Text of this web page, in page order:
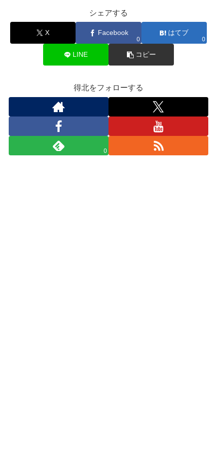
シェアする
X Facebook
0
はてブ
0
LINE コピー
得北をフォローする
0